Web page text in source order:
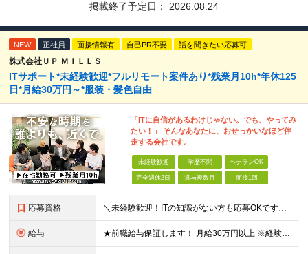
掲載終了予定日： 2026.08.24
NEW 正社員 面接情報有 自己PR不要 話を聞きたい応募可
株式会社ＵＰ ＭＩＬＬＳ
ITサポート*未経験歓迎*フルリモート案件あり*残業月10h*年休125
日*月給30万円～*服装・髪色自由
「ITに自信があるわけじゃない。でも、やってみ
たい！」 そんなあなたに、おせっかいなほど伴
走する会社です。
未経験歓迎 学歴不問 ベテランOK
完全週休2日 賞与複数月 面接1回
応募資格 ＼未経験歓迎！ITの知識がない方も応募OKです◎／ ※学歴不問・第二新卒OK ＜こんな方にぴったりです＞ ・自分らしく働ける環境がいい方 ・気軽に相談できる相手が欲しい方 ・ワークライフバランスを大
給与 ★前職給与保証します！ 月給30万円以上 ※経験・スキルを考慮の上、決定します。 ※上記月給には固定残業代（35時間分／5万2,500円～）を含みます ※固定残業代は給与に応じて変動します ※残業